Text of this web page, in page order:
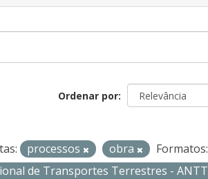
Ordenar por
processos obra Formatos:
de Transportes Terrestres - ANTT